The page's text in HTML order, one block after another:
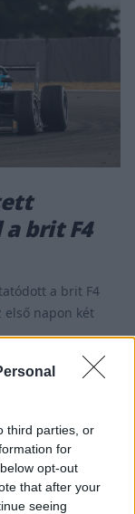
third parties, or
for
opt-out
that after your
seeing
brit F4
a brit F4
napon két